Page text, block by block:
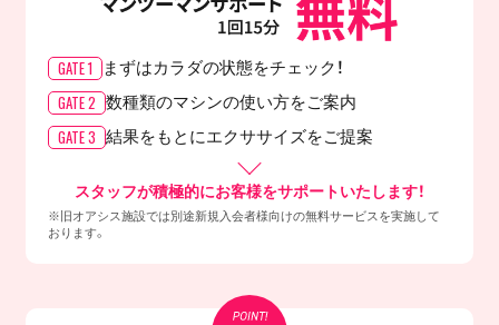
GATE 1 まずはカラダの状態をチェック！
GATE 2 数種類のマシンの使い方をご案内
GATE 3 結果をもとにエクササイズをご提案
スタッフが積極的にお客様をサポートいたします！
※旧オアシス施設では別途新規入会者様向けの無料サービスを実施して
おります。